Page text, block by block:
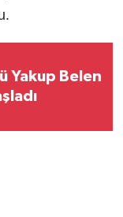
Yakup Belen